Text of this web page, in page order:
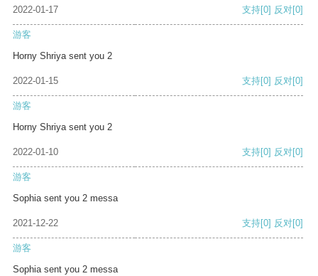
2022-01-17 支持[0] 反对[0]
游客
Horny Shriya sent you 2
2022-01-15 支持[0] 反对[0]
游客
Horny Shriya sent you 2
2022-01-10 支持[0] 反对[0]
游客
Sophia sent you 2 messa
2021-12-22 支持[0] 反对[0]
游客
Sophia sent you 2 messa